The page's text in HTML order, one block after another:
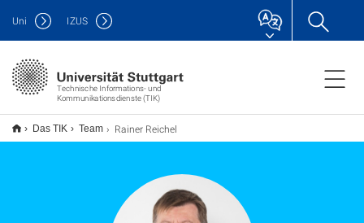
Technische Informations- und
Kommunikationsdienste (TIK)
Uni IZUS
Das TIK Team Rainer Reichel